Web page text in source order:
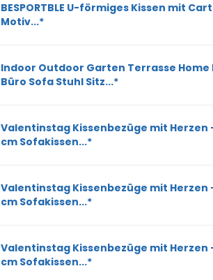
BESPORTBLE U-förmiges Kissen mit
Motiv...*
Indoor Outdoor Garten Terrasse Home
Büro Sofa Stuhl Sitz...*
Valentinstag Kissenbezüge mit Herzen
cm Sofakissen...*
Valentinstag Kissenbezüge mit Herzen
cm Sofakissen...*
Valentinstag Kissenbezüge mit Herzen
cm Sofakissen...*